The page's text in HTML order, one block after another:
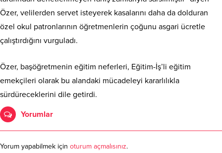
Özer, velilerden servet isteyerek kasalarını daha da dolduran
özel okul patronlarının öğretmenlerin çoğunu asgari ücretle
çalıştırdığını vurguladı.
Özer, başöğretmenin eğitim neferleri, Eğitim-İş’li eğitim
emekçileri olarak bu alandaki mücadeleyi kararlılıkla
sürdüreceklerini dile getirdi.
Yorumlar
Yorum yapabilmek için oturum açmalısınız.